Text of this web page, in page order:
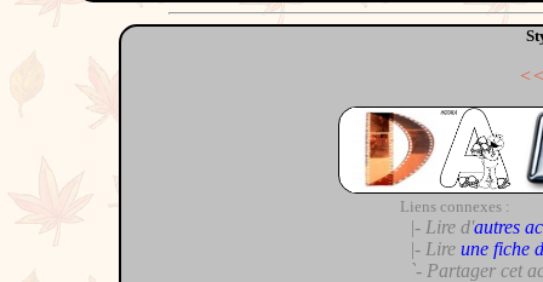
Liens connexes :
|- Lire d'autres
|- Lire une fiche
`- Partager cet